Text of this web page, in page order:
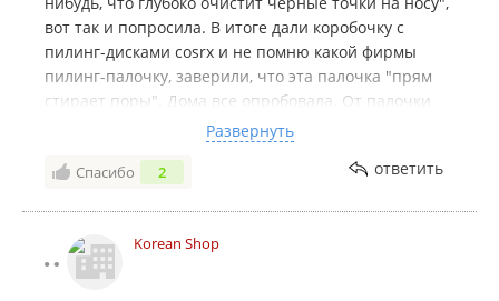
вот так и попросила. В итоге дали коробочку с
пилинг-дисками cosrx и не помню какой фирмы
пилинг-палочку, заверили, что эта палочка "прям
стирает поры". Дома все опробовала. От палочки
толк нулевой, а пилинг-диски просто убирают
ороговевший слой кислотами, которыми пропитаны,
но уж никак не уберут черные точки на носу. В
разбирается в продукции, либо просто обманывает
клиентов. Настроение испорчено.
Развернуть
Спасибо 2 ответить
Korean Shop